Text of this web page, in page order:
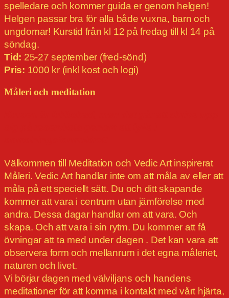
spelledare och kommer guida er genom helgen!
Helgen passar bra för alla både vuxna, barn och
ungdomar! Kurstid från kl 12 på fredag till kl 14 på
söndag.
Tid: 25-27 september (fred-sönd)
Pris: 1000 kr (inkl kost och logi)
Måleri och meditation
Välkommen till Meditation och Vedic Art inspirerat
Måleri. Vedic Art handlar inte om att måla av eller att
måla på ett speciellt sätt. Du och ditt skapande
kommer att vara i centrum utan jämförelse med
andra. Dessa dagar handlar om att vara. Och
skapa. Och att vara i sin rytm. Du kommer att få
övningar att ta med under dagen . Det kan vara att
observera form och mellanrum i det egna måleriet,
naturen och livet.
Vi börjar dagen med välviljans och handens
meditationer för att komma i kontakt med vårt hjärta,